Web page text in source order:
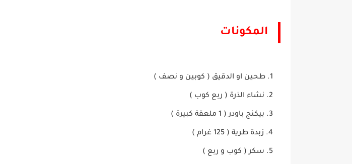
المكونات
طحين او الدقيق ( كوبين و نصف )
نشاء الذرة ( ربع كوب )
بيكنج باودر ( 1 ملعقة كبيرة )
زبدة طرية ( 125 غرام )
سكر ( كوب و ربع )